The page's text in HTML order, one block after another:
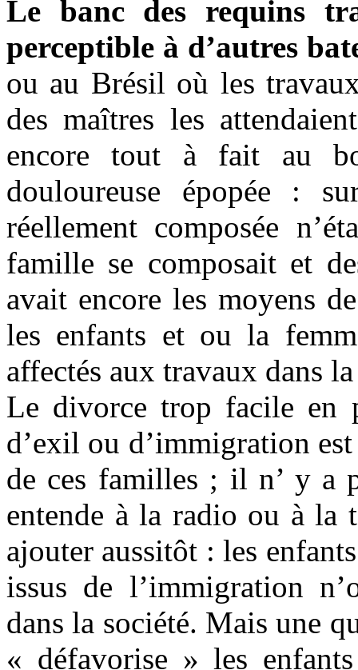
Le banc des requins
perceptible à d’autres
ou au Brésil où les
des maîtres les
encore tout à fait au
douloureuse épopée :
réellement composée
famille se composait et
avait encore les moyens
les enfants et ou la
affectés aux travaux dans
Le divorce trop facile en
d’exil ou d’immigration
de ces familles ; iln’ ya
entende à la radio ou à la
ajouter aussitôt : les
issus de l’immigration
dans la société. Mais une
« défavorise » les